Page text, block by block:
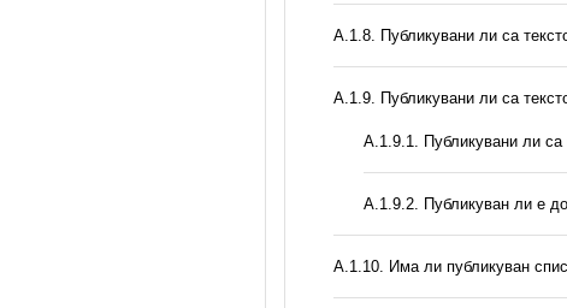
А.1.8. Публикувани ли са
А.1.9. Публикувани ли са
А.1.9.1. Публикувани ли са
А.1.9.2. Публикуван ли е
А.1.10. Има ли публикуван